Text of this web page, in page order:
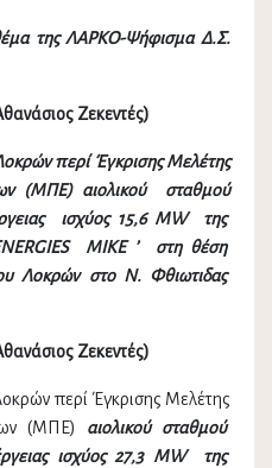
της ΛΑΡΚΟ-Ψήφισμα Δ.Σ.
Ζεκεντές)
περί Έγκρισης Μελέτης
(ΜΠΕ) αιολικού σταθμού
ισχύος 15,6 ΜW της
MIKE ’ στη θέση
Λοκρώνστο Ν. Φθιωτιδας
Ζεκεντές)
περί Έγκρισης Μελέτης
(ΜΠΕ) αιολικού σταθμού
ισχύος 27,3 ΜW της